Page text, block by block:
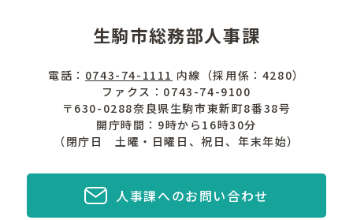
生駒市総務部人事課
電話： 0743-74-1111 内線（採用係：4280）
ファクス：0743-74-9100
〒630-0288奈良県生駒市東新町8番38号
開庁時間：9時から16時30分
（閉庁日 土曜・日曜日、祝日、年末年始）
人事課へのお問い合わせ